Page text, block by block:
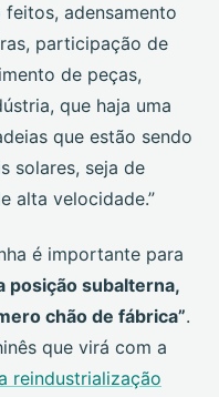
adensamento
participação de
de peças,
que haja uma
que estão sendo
solares, seja de
alta velocidade.”
é importante para
posição subalterna,
chão de fábrica”.
que virá com a
reindustrialização